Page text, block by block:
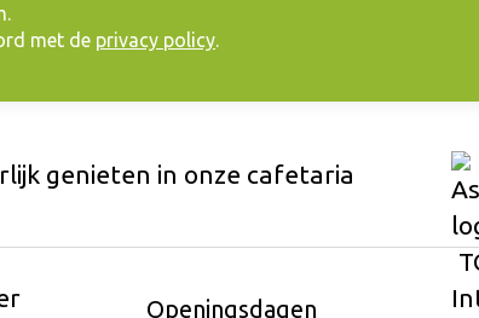
met de privacy policy.
genieten in onze cafetaria
Openingsdagen